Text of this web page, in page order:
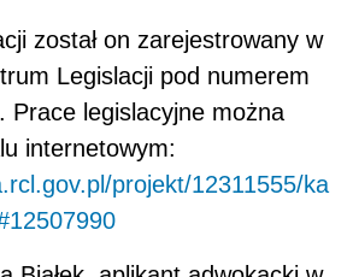
został on zarejestrowany w
Legislacji pod numerem
Prace legislacyjne można
internetowym:
projekt/12311555/ka